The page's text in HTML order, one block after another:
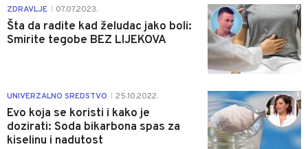
ZDRAVLJE 07.07.2023.
Šta da radite kad želudac jako boli:
Smirite tegobe BEZ LIJEKOVA
0
UNIVERZALNO SREDSTVO 25.10.2022.
Evo koja se koristi i kako je
dozirati: Soda bikarbona spas za
kiselinu i nadutost
1